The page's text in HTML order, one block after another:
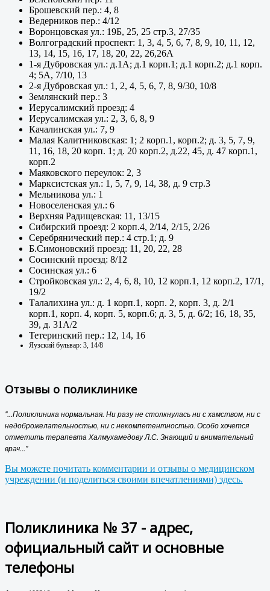
Брошевский пер.: 4, 8
Ведерников пер.: 4/12
Воронцовская ул.: 19Б, 25, 25 стр.3, 27/35
Волгоградский проспект: 1, 3, 4, 5, 6, 7, 8, 9, 10, 11, 12,
13, 14, 15, 16, 17, 18, 20, 22, 26,26А
1-я Дубровская ул.: д.1А; д.1 корп.1; д.1 корп.2; д.1 корп.
4; 5А, 7/10, 13
2-я Дубровская ул.: 1, 2, 4, 5, 6, 7, 8, 9/30, 10/8
Землянский пер.: 3
Иерусалимский проезд: 4
Иерусалимская ул.: 2, 3, 6, 8, 9
Качалинская ул.: 7, 9
Малая Калитниковская: 1; 2 корп.1, корп.2; д. 3, 5, 7, 9,
11, 16, 18, 20 корп. 1; д. 20 корп.2, д.22, 45, д. 47 корп.1,
корп.2
Маяковского переулок: 2, 3
Марксистская ул.: 1, 5, 7, 9, 14, 38, д. 9 стр.3
Мельникова ул.: 1
Новоселенская ул.: 6
Верхняя Радищевская: 11, 13/15
Сибирский проезд: 2 корп.4, 2/14, 2/15, 2/26
Серебрянический пер.: 4 стр.1; д. 9
Б.Симоновский проезд: 11, 20, 22, 28
Сосинский проезд: 8/12
Сосинская ул.: 6
Стройковская ул.: 2, 4, 6, 8, 10, 12 корп.1, 12 корп.2, 17/1,
19/2
Талалихина ул.: д. 1 корп.1, корп. 2, корп. 3, д. 2/1
корп.1, корп. 4, корп. 5, корп.6; д. 3, 5, д. 6/2; 16, 18, 35,
39, д. 31А/2
Тетеринский пер.: 12, 14, 16
Яузский бульвар: 3, 14/8
Отзывы о поликлинике
"...Поликлиника нормальная. Ни разу не столкнулась ни с хамством, ни с
недоброжелательностью, ни с некомпетентностью. Особо хочется
отметить терапевта Халмухамедову Л.С. Знающий и внимательный
врач..."
Вы можете почитать комментарии и отзывы о медицинском
учреждении (и поделиться своими впечатлениями) здесь.
Поликлиника № 37 - адрес,
официальный сайт и основные
телефоны